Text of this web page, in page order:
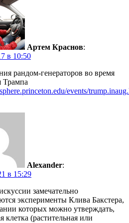
Артем Краснов:
в 10:50
рандом-генераторов во время
Трампа
events/
Alexander:
в 15:29
замечательно
эксперименты Клива Бакстера,
которых можно утверждать,
клетка (растительная или